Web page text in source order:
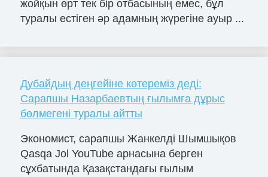
жойқын өрт тек бір отбасының емес, бұл
туралы естіген әр адамның жүрегіне ауыр ...
Дубайдың деңгейіне көтереміз деді:
Сарапшы Назарбаевтың ғылымға дұрыс
бөлмегені туралы айтты
Экономист, сарапшы Жанкелді Шымшықов
Qasqa Jol YouTube арнасына берген
сұхбатында Қазақстандағы ғылым